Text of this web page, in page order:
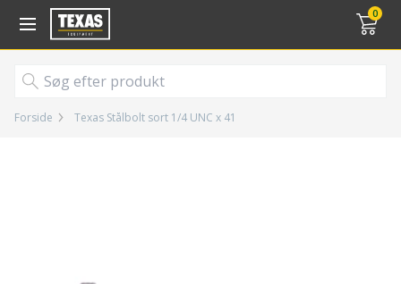
0
Gå til kurv (
Forside Texas Stålbolt sort 1/4 UNC x 41